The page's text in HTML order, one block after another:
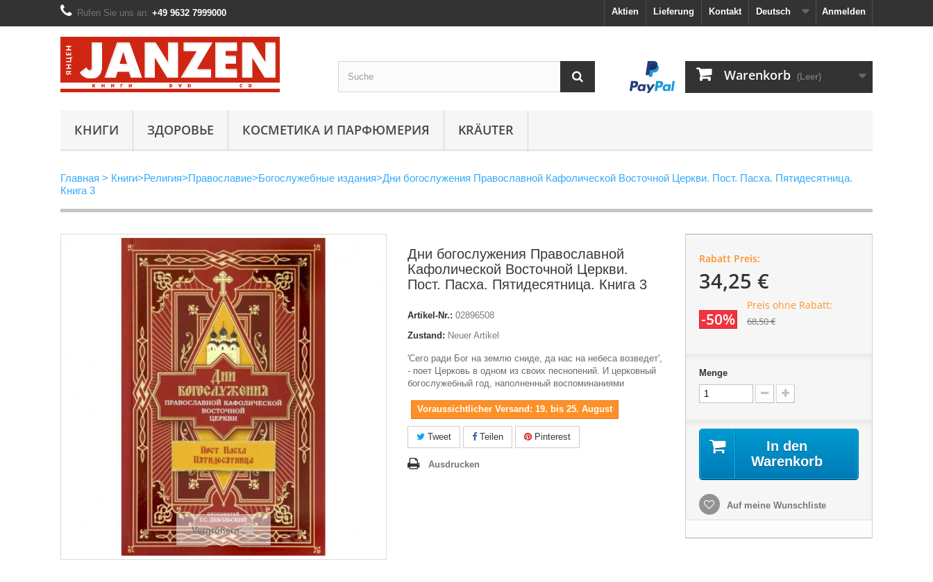
Anmelden
Deutsch
Kontakt
Lieferung
Aktien
Rufen Sie uns an: +49 9632 7999000
Warenkorb (Leer)
КНИГИ ЗДОРОВЬЕ КОСМЕТИКА И ПАРФЮМЕРИЯ KRÄUTER
Главная > Книги>Религия>Православие>Богослужебные издания>Дни богослужения Православной Кафолической Восточной Церкви. Пост. Пасха. Пятидесятница.
Книга 3
Vergrößern
Дни богослужения Православной
Кафолической Восточной Церкви.
Пост. Пасха. Пятидесятница. Книга 3
Artikel-Nr.: 02896508
Zustand: Neuer Artikel
'Сего ради Бог на землю сниде, да нас на небеса возведет',
- поет Церковь в одном из своих песнопений. И церковный
богослужебный год, наполненный воспоминаниями
Voraussichtlicher Versand: 19. bis 25. August
Tweet Teilen Pinterest
Ausdrucken
Rabatt Preis:
34,25 €
-50%
Preis ohne Rabatt:
68,50 €
Menge
In den
Warenkorb
Auf meine Wunschliste